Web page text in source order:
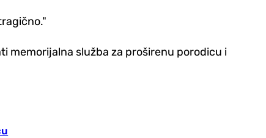
memorijalna služba za proširenu porodicu i